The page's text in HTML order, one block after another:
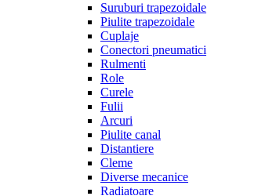
Suruburi trapezoidale
Piulite trapezoidale
Cuplaje
Conectori pneumatici
Rulmenti
Role
Curele
Fulii
Arcuri
Piulite canal
Distantiere
Cleme
Diverse mecanice
Radiatoare